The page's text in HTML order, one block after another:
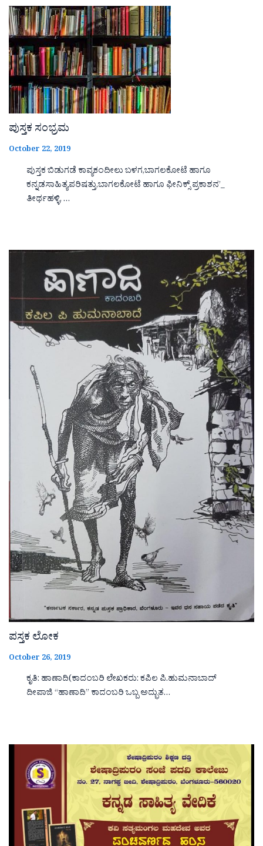
ಪುಸ್ತಕ ಸಂಭ್ರಮ
October 22, 2019
ಪುಸ್ತಕ ಬಿಡುಗಡೆ ಕಾವ್ಯಕಂದೀಲು ಬಳಗ,ಬಾಗಲಕೋಟೆ ಹಾಗೂ
ಕನ್ನಡಸಾಹಿತ್ಯಪರಿಷತ್ತು,ಬಾಗಲಕೋಟೆ ಹಾಗೂ ಫೀನಿಕ್ಸ್ ಪ್ರಕಾಶನ’_
ತೀರ್ಥಹಳ್ಳಿ, …
ಪಸ್ತಕ ಲೋಕ
October 26, 2019
ಕೃತಿ: ಹಾಣಾದಿ(ಕಾದಂಬರಿ ಲೇಖಕರು: ಕಪಿಲ ಪಿ.ಹುಮನಾಬಾದ್
ದೀಪಾಜಿ “ಹಾಣಾದಿ‌‌‌‌” ಕಾದಂಬರಿ ಒಬ್ಬ ಅದ್ಭುತ…